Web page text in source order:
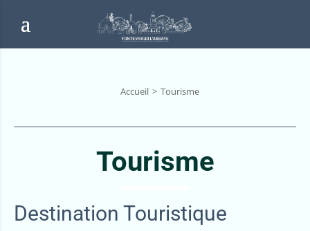
Accueil Tourisme
Tourisme
Destination Touristique